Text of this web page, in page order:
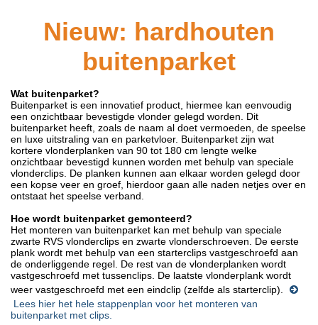
Nieuw: hardhouten
buitenparket
Wat buitenparket?
Buitenparket is een innovatief product, hiermee kan eenvoudig
een onzichtbaar bevestigde vlonder gelegd worden. Dit
buitenparket heeft, zoals de naam al doet vermoeden, de speelse
en luxe uitstraling van en parketvloer. Buitenparket zijn wat
kortere vlonderplanken van 90 tot 180 cm lengte welke
onzichtbaar bevestigd kunnen worden met behulp van speciale
vlonderclips. De planken kunnen aan elkaar worden gelegd door
een kopse veer en groef, hierdoor gaan alle naden netjes over en
ontstaat het speelse verband.
Hoe wordt buitenparket gemonteerd?
Het monteren van buitenparket kan met behulp van speciale
zwarte RVS vlonderclips en zwarte vlonderschroeven. De eerste
plank wordt met behulp van een starterclips vastgeschroefd aan
de onderliggende regel. De rest van de vlonderplanken wordt
vastgeschroefd met tussenclips. De laatste vlonderplank wordt
weer vastgeschroefd met een eindclip (zelfde als starterclip).
Lees hier het hele stappenplan voor het monteren van
buitenparket met clips.